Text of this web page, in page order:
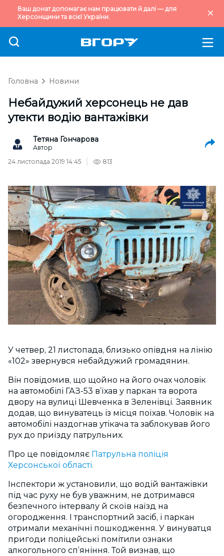
Ваш донат допомагає нам працювати й далі — для
Херсонщини та всієї України.
Головна Новини
Небайдужий херсонець не дав
утекти водію вантажівки
Тетяна Гончарова
Автор
24 листопада 2019 14:45
813
У четвер, 21 листопада, близько опівдня на лінію
«102» звернувся небайдужий громадянин.
Він повідомив, що щойно на його очах чоловік
на автомобілі ГАЗ-53 в’їхав у паркан та ворота
двору на вулиці Шевченка в Зеленівці. Заявник
додав, що винуватець із місця поїхав. Чоловік на
автомобілі наздогнав утікача та заблокував його
рух до приїзду патрульних.
Про це повідомляє Патрульна поліція
Херсонської області.
Інспектори ж установили, що водій вантажівки
під час руху не був уважним, не дотримався
безпечного інтервалу й скоїв наїзд на
огородження. І транспортний засіб, і паркан
отримали механічні пошкодження. У винуватця
пригоди поліцейські помітили ознаки
алкогольного сп’яніння. Той визнав, що